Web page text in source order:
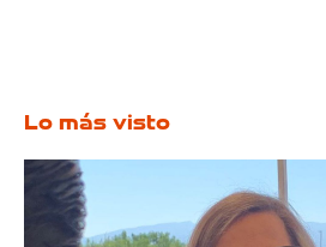
Lo más visto